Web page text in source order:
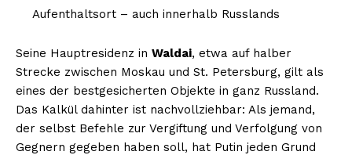
Aufenthaltsort – auch innerhalb Russlands
Seine Hauptresidenz in Waldai, etwa auf halber
Strecke zwischen Moskau und St. Petersburg, gilt als
eines der bestgesicherten Objekte in ganz Russland.
Das Kalkül dahinter ist nachvollziehbar: Als jemand,
der selbst Befehle zur Vergiftung und Verfolgung von
Gegnern gegeben haben soll, hat Putin jeden Grund